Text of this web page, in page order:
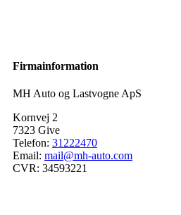
Firmainformation
MH Auto og Lastvogne ApS
Kornvej 2
7323 Give
Telefon: 31222470
Email: mail@mh-auto.com
CVR: 34593221